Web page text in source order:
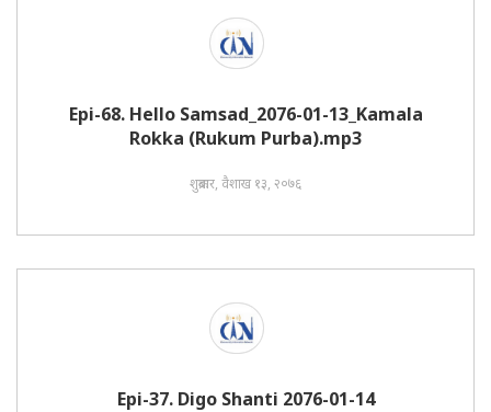
Epi-68. Hello Samsad_2076-01-13_Kamala
Rokka (Rukum Purba).mp3
शुक्रबार, वैशाख १३, २०७६
Epi-37. Digo Shanti 2076-01-14